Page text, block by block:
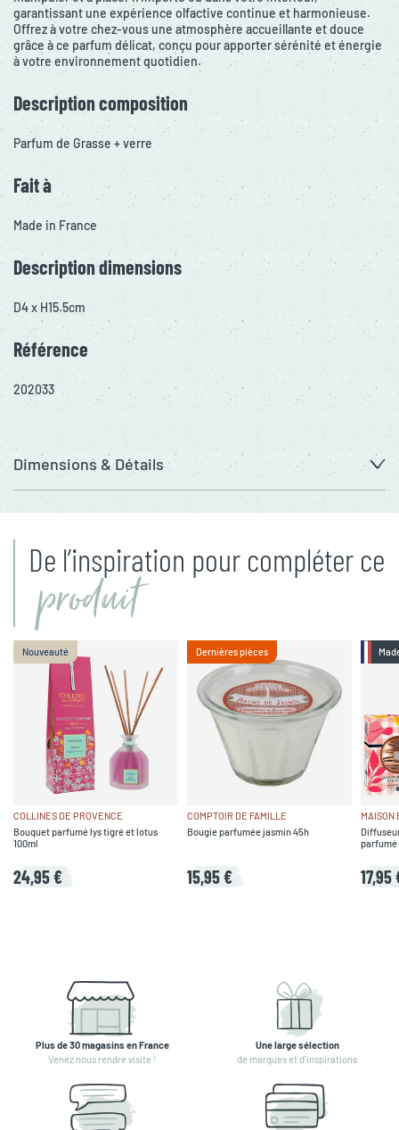
garantissant une expérience olfactive continue et harmonieuse.
Offrez à votre chez-vous une atmosphère accueillante et douce
grâce à ce parfum délicat, conçu pour apporter sérénité et énergie
à votre environnement quotidien.
Description composition
Parfum de Grasse + verre
Fait à
Made in France
Description dimensions
D4 x H15.5cm
Référence
202033
Dimensions & Détails
De l’inspiration pour compléter ce
produit
Nouveauté
COLLINES DE PROVENCE
Bouquet parfumé lys tigré et lotus
100ml
24,95 €
Dernières pièces
COMPTOIR DE FAMILLE
Bougie parfumée jasmin 45h
15,95 €
MAISON
17,95
Plus de 30 magasins en France
Venez nous rendre visite !
Une large sélection
de marques et d'inspirations